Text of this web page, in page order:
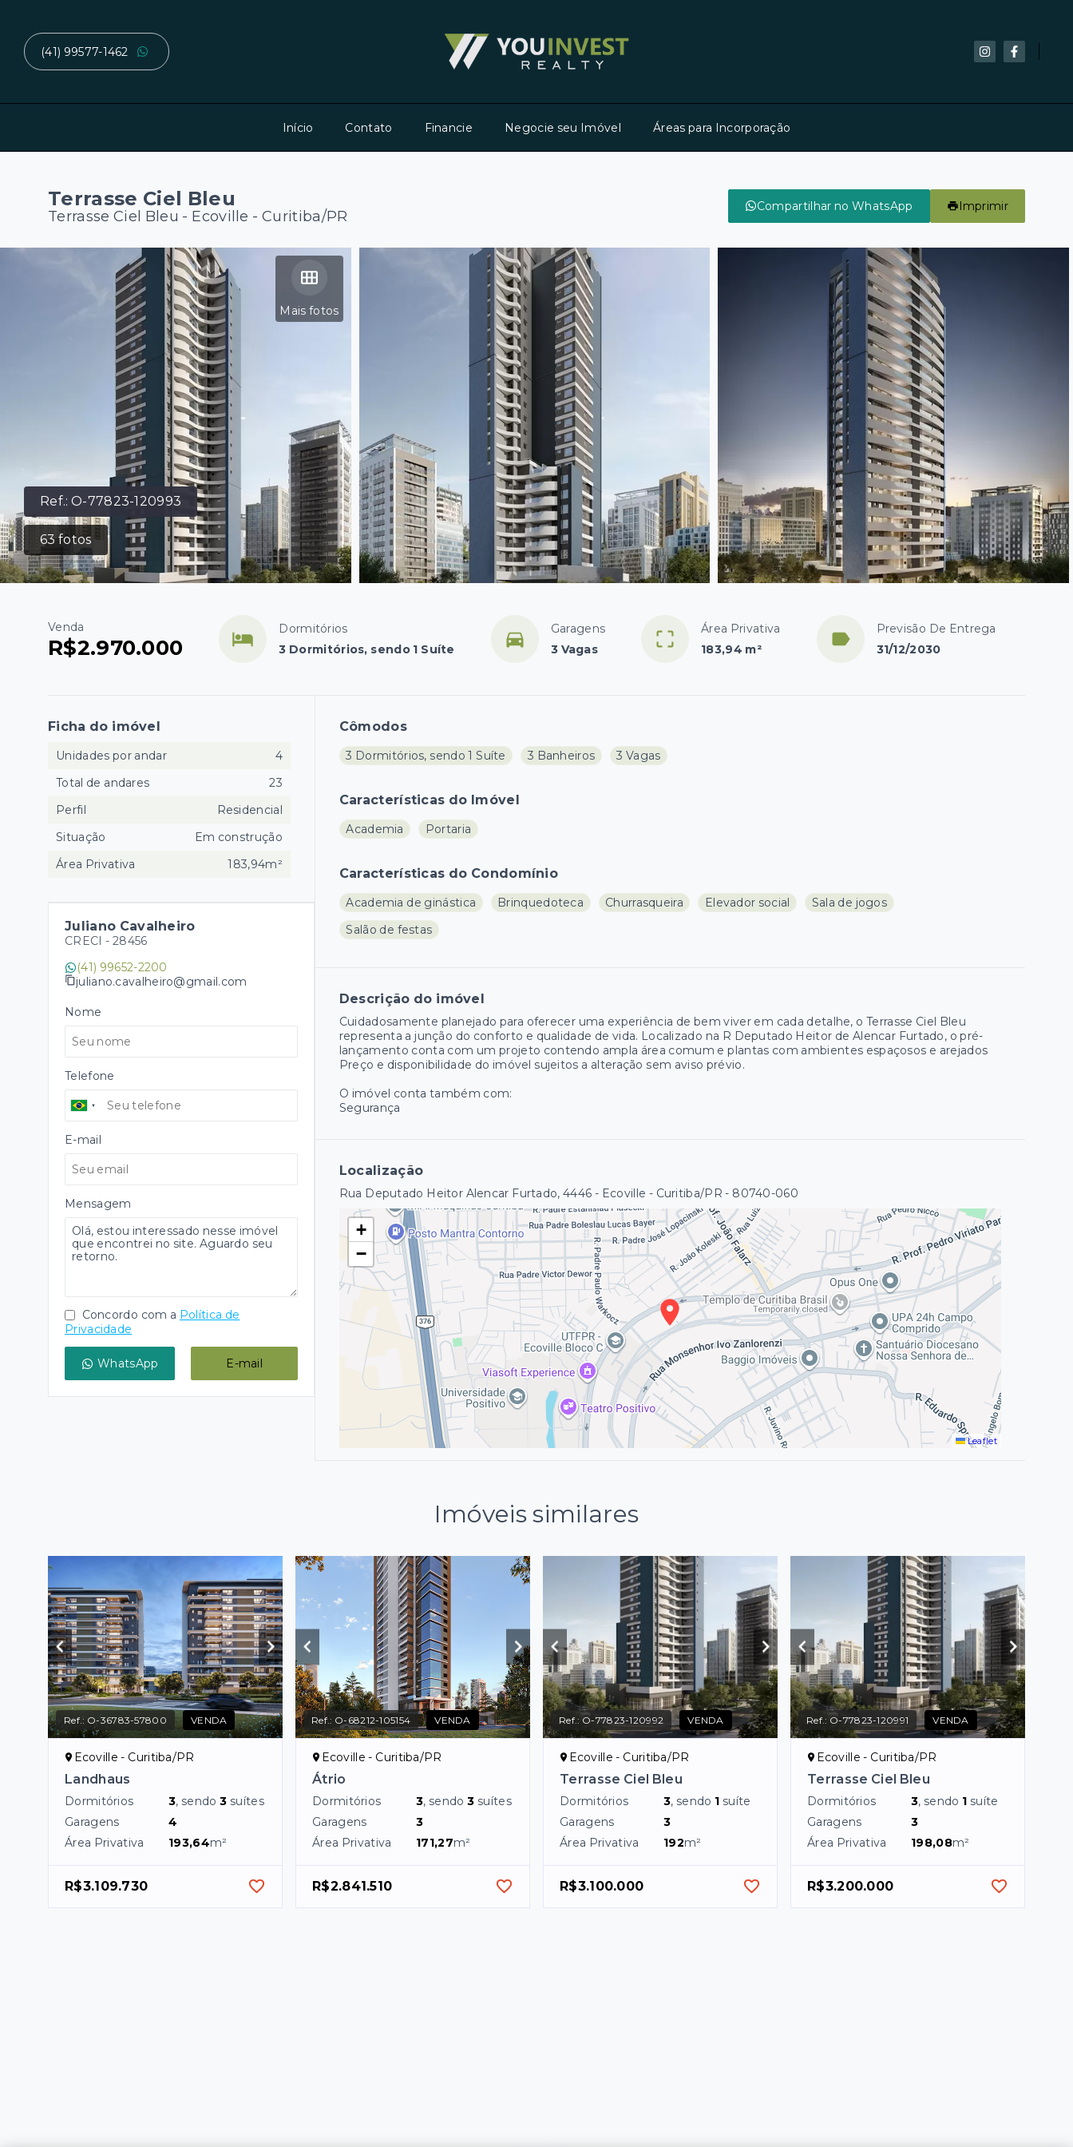
(41) 99577-1462
Início Contato Financie Negocie seu Imóvel Áreas para Incorporação
Terrasse Ciel Bleu
Terrasse Ciel Bleu - Ecoville - Curitiba/PR
Compartilhar no WhatsApp Imprimir
Ref.:O-77823-120993
63fotos
Mais fotos
Venda
R$2.970.000
Dormitórios
3 Dormitórios, sendo 1 Suíte
Garagens
3 Vagas
Área Privativa
183,94 m²
Previsão De Entrega
31/12/2030
Cômodos
3 Dormitórios, sendo 1 Suíte 3 Banheiros 3 Vagas
Características do Imóvel
Academia Portaria
Características do Condomínio
Academia de ginástica Brinquedoteca Churrasqueira Elevador social
Sala de jogos
Salão de festas
Descrição do imóvel
Cuidadosamente planejado para oferecer uma experiência de bem viver em cada detalhe, o Terrasse Ciel Bleu
representa a junção do conforto e qualidade de vida. Localizado na R Deputado Heitor de Alencar Furtado, o pré-
lançamento conta com um projeto contendo ampla área comum e plantas com ambientes espaçosos e arejados
Preço e disponibilidade do imóvel sujeitos a alteração sem aviso prévio.
O imóvel conta também com:
Segurança
Localização
Rua Deputado Heitor Alencar Furtado, 4446 - Ecoville - Curitiba/PR - 80740-060
+
−
Leaflet
Ficha do imóvel
Unidades por andar
4
Total de andares
23
Perfil
Residencial
Situação
Em construção
Área Privativa
183,94m²
Juliano Cavalheiro
CRECI - 28456
(41) 99652-2200
juliano.cavalheiro@gmail.com
Nome
Telefone
E-mail
Mensagem
Concordo com a Política de
Privacidade
WhatsApp E-mail
Imóveis similares
Ref.: O-36783-57800 VENDA
Ecoville - Curitiba/PR
Landhaus
Dormitórios 3, sendo3 suítes
Garagens
4
Área Privativa
193,64m²
R$3.109.730
Ref.: O-68212-105154 VENDA
Ecoville - Curitiba/PR
Átrio
Dormitórios 3, sendo3 suítes
Garagens
3
Área Privativa
171,27m²
R$2.841.510
Ref.: O-77823-120992 VENDA
Ecoville - Curitiba/PR
Terrasse Ciel Bleu
Dormitórios 3, sendo 1 suíte
Garagens
3
Área Privativa
192m²
R$3.100.000
Ref.: O-77823-120991 VENDA
Ecoville - Curitiba/PR
Terrasse Ciel Bleu
Dormitórios 3, sendo 1 suíte
Garagens
3
Área Privativa
198,08m²
R$3.200.000